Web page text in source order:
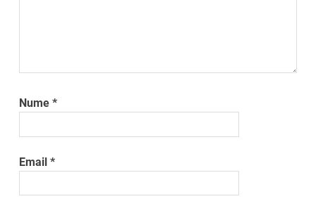
Nume*
Email*